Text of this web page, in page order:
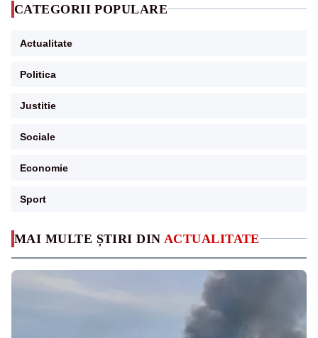
MAI MULTE ȘTIRI DIN ACTUALITATE
CATEGORII POPULARE
Actualitate
Politica
Justitie
Sociale
Economie
Sport